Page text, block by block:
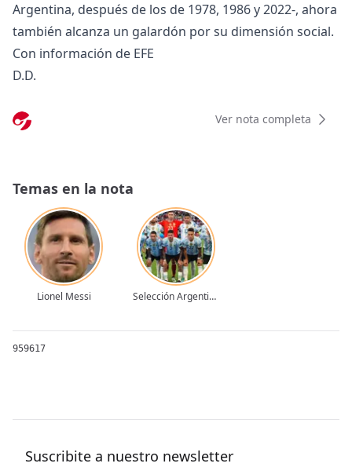
Argentina, después de los de 1978, 1986 y 2022-, ahora
también alcanza un galardón por su dimensión social.
Con información de EFE
D.D.
Ver nota completa
Temas en la nota
Lionel Messi Selección Argentina
959617
Suscribite a nuestro newsletter